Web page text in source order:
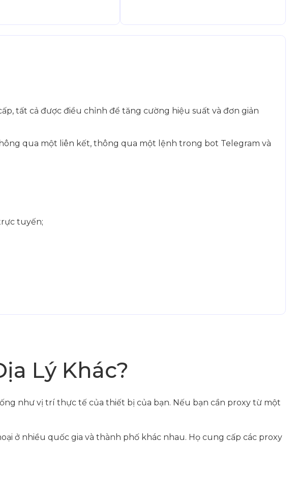
tất cả được điều chỉnh để tăng cường hiệu suất và đơn giản
qua một liên kết, thông qua một lệnh trong bot Telegram và
tuyến;
Lý Khác?
như vị trí thực tế của thiết bị của bạn. Nếu bạn cần proxy từ một
ở nhiều quốc gia và thành phố khác nhau. Họ cung cấp các proxy